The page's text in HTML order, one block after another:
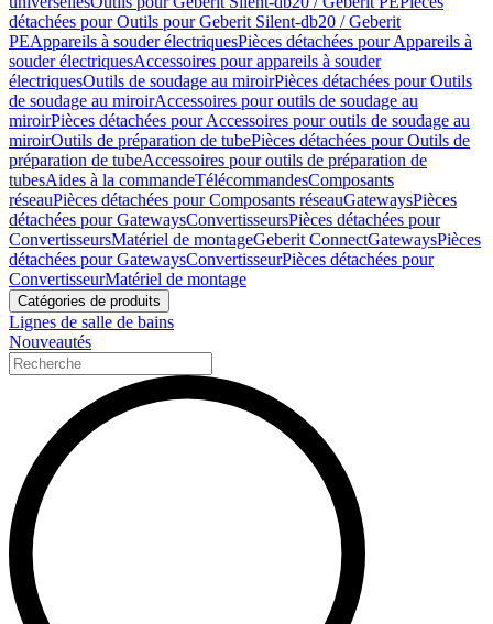
détachées pour Outils pour Geberit Silent-db20 / Geberit
PEAppareils à souder électriquesPièces détachées pour Appareils à
souder électriquesAccessoires pour appareils à souder
électriquesOutils de soudage au miroirPièces détachées pour Outils
de soudage au miroirAccessoires pour outils de soudage au
miroirPièces détachées pour Accessoires pour outils de soudage au
miroirOutils de préparation de tubePièces détachées pour Outils de
préparation de tubeAccessoires pour outils de préparation de
tubesAides à la commandeTélécommandesComposants
réseauPièces détachées pour Composants réseauGatewaysPièces
détachées pour GatewaysConvertisseursPièces détachées pour
ConvertisseursMatériel de montageGeberit ConnectGatewaysPièces
détachées pour GatewaysConvertisseurPièces détachées pour
ConvertisseurMatériel de montage
Catégories de produits
Lignes de salle de bains
Nouveautés